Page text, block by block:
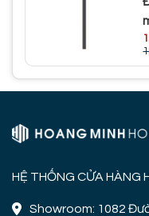
HỆ THỐNG CỬA HÀNG
Showroom: 1082